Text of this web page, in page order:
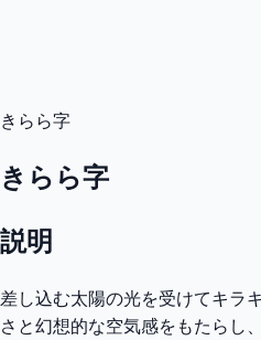
きらら字
きらら字
説明
差し込む太陽の光を受けてキラ
さと幻想的な空気感をもたらし